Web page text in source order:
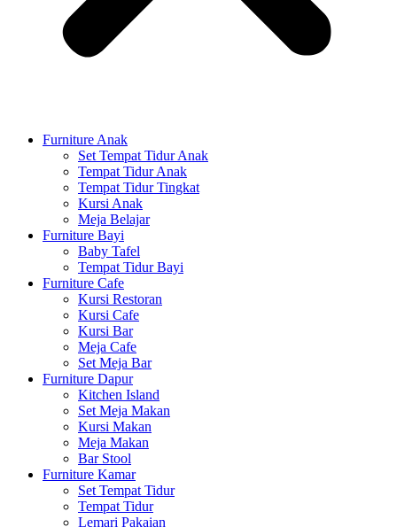
Furniture Anak
Set Tempat Tidur Anak
Tempat Tidur Anak
Tempat Tidur Tingkat
Kursi Anak
Meja Belajar
Furniture Bayi
Baby Tafel
Tempat Tidur Bayi
Furniture Cafe
Kursi Restoran
Kursi Cafe
Kursi Bar
Meja Cafe
Set Meja Bar
Furniture Dapur
Kitchen Island
Set Meja Makan
Kursi Makan
Meja Makan
Bar Stool
Furniture Kamar
Set Tempat Tidur
Tempat Tidur
Lemari Pakaian